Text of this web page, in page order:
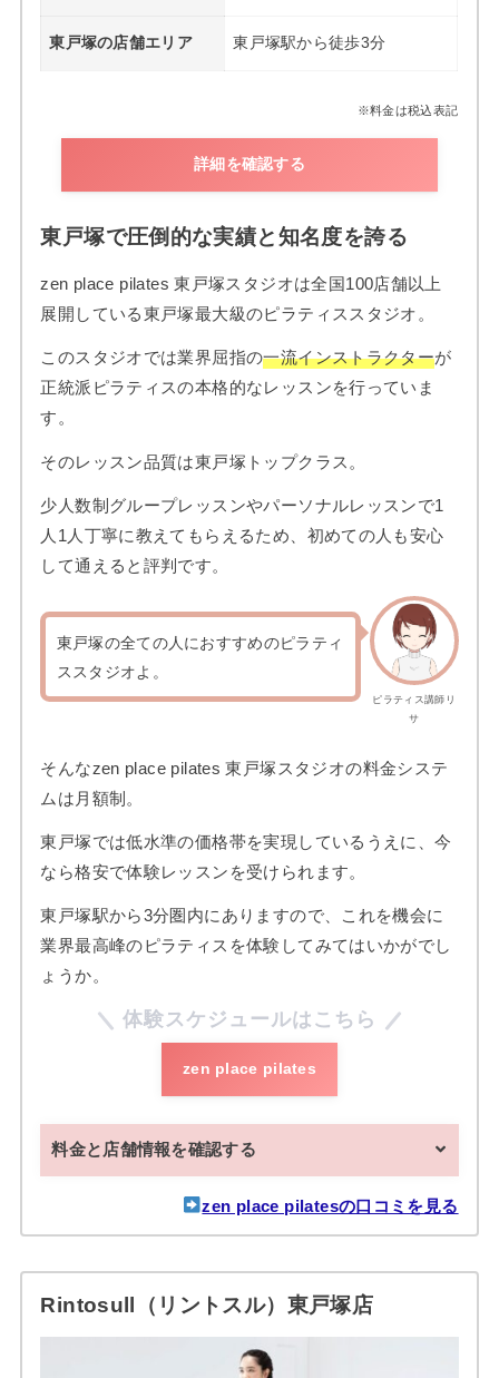
東戸塚の店舗エリア 東戸塚駅から徒歩3分
※料金は税込表記
詳細を確認する
東戸塚で圧倒的な実績と知名度を誇る
zen place pilates 東戸塚スタジオは全国100店舗以上
展開している東戸塚最大級のピラティススタジオ。
このスタジオでは業界屈指の一流インストラクターが
正統派ピラティスの本格的なレッスンを行っていま
す。
そのレッスン品質は東戸塚トップクラス。
少人数制グループレッスンやパーソナルレッスンで1
人1人丁寧に教えてもらえるため、初めての人も安心
して通えると評判です。
ピラティス講師リ
サ
東戸塚の全ての人におすすめのピラティ
ススタジオよ。
そんなzen place pilates 東戸塚スタジオの料金システ
ムは月額制。
東戸塚では低水準の価格帯を実現しているうえに、今
なら格安で体験レッスンを受けられます。
東戸塚駅から3分圏内にありますので、これを機会に
業界最高峰のピラティスを体験してみてはいかがでし
ょうか。
体験スケジュールはこちら
zen place pilates
料金と店舗情報を確認する
zen place pilatesの口コミを見る
Rintosull（リントスル）東戸塚店